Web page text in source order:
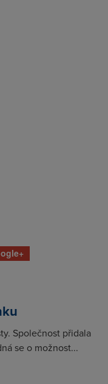
Společnost přidala
se o možnost...